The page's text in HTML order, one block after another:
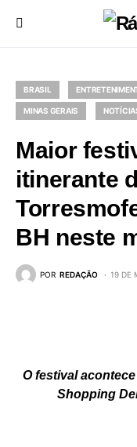
BRASIL
MINAS GERAIS
Maior
itinerante
BH neste
POR REDAÇÃO 19 DE
O festival
Shopping